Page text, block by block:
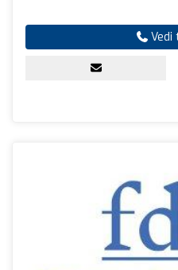
Vedi